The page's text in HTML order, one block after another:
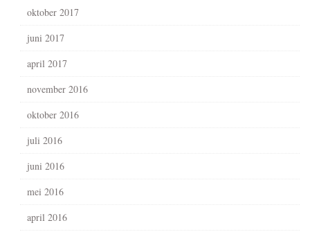
oktober 2017
juni 2017
april 2017
november 2016
oktober 2016
juli 2016
juni 2016
mei 2016
april 2016